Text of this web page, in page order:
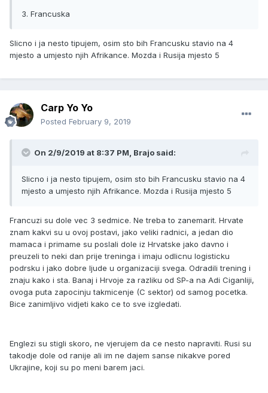
3. Francuska
Slicno i ja nesto tipujem, osim sto bih Francusku stavio na 4
mjesto a umjesto njih Afrikance. Mozda i Rusija mjesto 5
Carp Yo Yo
Posted February 9, 2019
On 2/9/2019 at 8:37 PM, Brajo said:
Slicno i ja nesto tipujem, osim sto bih Francusku stavio na 4
mjesto a umjesto njih Afrikance. Mozda i Rusija mjesto 5
Francuzi su dole vec 3 sedmice. Ne treba to zanemarit. Hrvate
znam kakvi su u ovoj postavi, jako veliki radnici, a jedan dio
mamaca i primame su poslali dole iz Hrvatske jako davno i
preuzeli to neki dan prije treninga i imaju odlicnu logisticku
podrsku i jako dobre ljude u organizaciji svega. Odradili trening i
znaju kako i sta. Banaj i Hrvoje za razliku od SP-a na Adi Ciganliji,
ovoga puta zapocinju takmicenje (C sektor) od samog pocetka.
Bice zanimljivo vidjeti kako ce to sve izgledati.
Englezi su stigli skoro, ne vjerujem da ce nesto napraviti. Rusi su
takodje dole od ranije ali im ne dajem sanse nikakve pored
Ukrajine, koji su po meni barem jaci.